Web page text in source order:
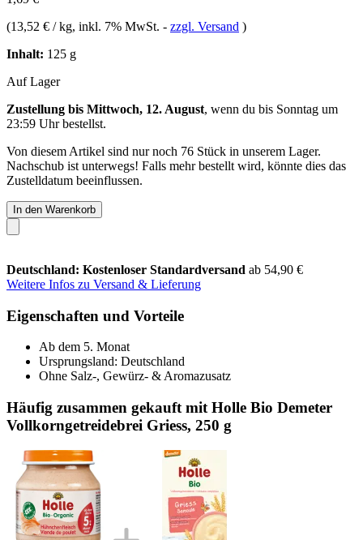
(13,52 € / kg, inkl. 7% MwSt. - zzgl. Versand )
Inhalt: 125 g
Auf Lager
Zustellung bis Mittwoch, 12. August, wenn du bis Sonntag um
23:59 Uhrbestellst.
Von diesem Artikel sind nur noch 76 Stück in unserem Lager.
Nachschub ist unterwegs! Falls mehr bestellt wird, könnte dies das
Zustelldatum beeinflussen.
In den Warenkorb
Deutschland: Kostenloser Standardversand ab 54,90 €
Weitere Infos zu Versand & Lieferung
Eigenschaften und Vorteile
Ab dem 5. Monat
Ursprungsland: Deutschland
Ohne Salz-, Gewürz- & Aromazusatz
Häufig zusammen gekauft mit Holle Bio Demeter
Vollkorngetreidebrei Griess, 250 g